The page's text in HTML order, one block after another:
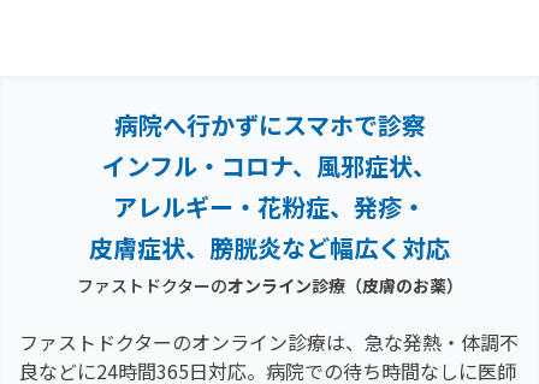
病院へ行かずにスマホで診察
インフル・コロナ、風邪症状、
アレルギー・花粉症、 発疹・
皮膚症状、膀胱炎など幅広く対応
ファストドクターのオンライン診療（皮膚のお薬）
ファストドクターのオンライン診療は、急な発熱・体調不
良などに24時間365日対応。 病院での待ち時間なしに医師